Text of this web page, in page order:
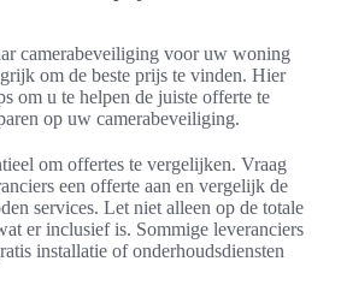
camerabeveiliging voor uw woning
om de beste prijs te vinden. Hier
om u te helpen de juiste offerte te
op uw camerabeveiliging.
om offertes te vergelijken. Vraag
een offerte aan en vergelijk de
services. Let niet alleen op de totale
er inclusief is. Sommige leveranciers
installatie of onderhoudsdiensten